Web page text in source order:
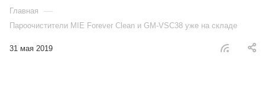
Главная —
Пароочистители MIE Forever Clean и GM‐VSC38 уже на складе
31 мая 2019